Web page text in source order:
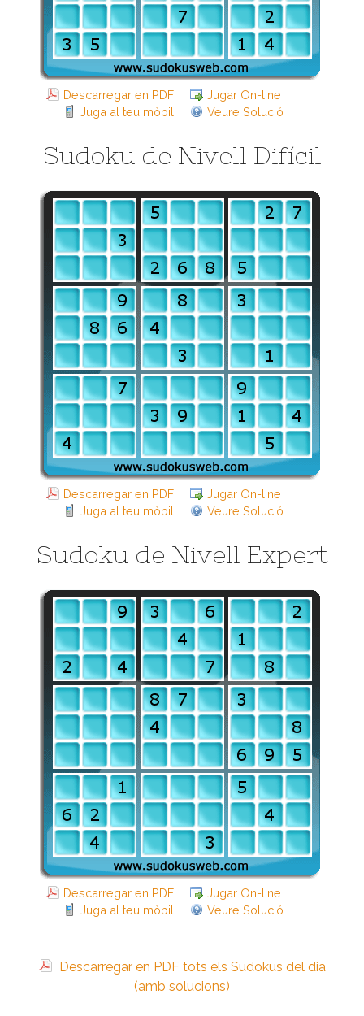
Descarregar en PDF
Jugar On-line
Juga al teu mòbil
Veure Solució
Sudoku de Nivell Difícil
Descarregar en PDF
Jugar On-line
Juga al teu mòbil
Veure Solució
Sudoku de Nivell Expert
Descarregar en PDF
Jugar On-line
Juga al teu mòbil
Veure Solució
Descarregar en PDF tots els Sudokus del dia
(amb solucions)